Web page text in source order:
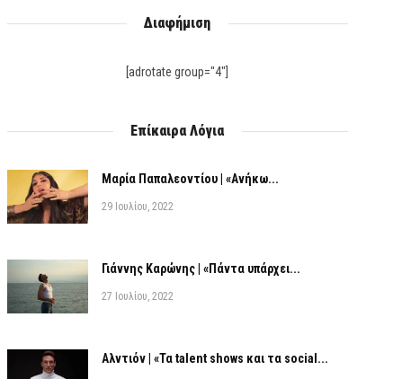
Διαφήμιση
[adrotate group="4"]
Επίκαιρα Λόγια
Μαρία Παπαλεοντίου | «Ανήκω...
29 Ιουλίου, 2022
Γιάννης Καρώνης | «Πάντα υπάρχει...
27 Ιουλίου, 2022
Αλντιόν | «Τα talent shows και τα social...